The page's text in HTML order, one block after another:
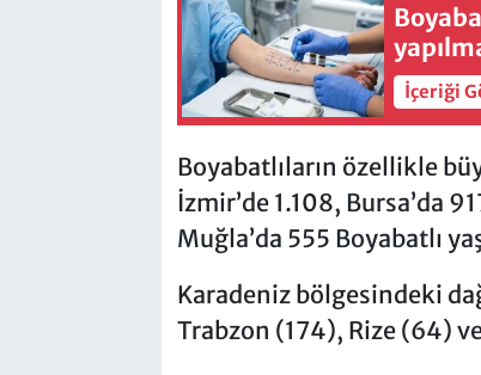
İçeriği
Boyabatlıların özellikle
İzmir’de 1.108, Bursa’da
Muğla’da 555 Boyabatlı
Karadeniz bölgesindeki
Trabzon (174), Rize (64)